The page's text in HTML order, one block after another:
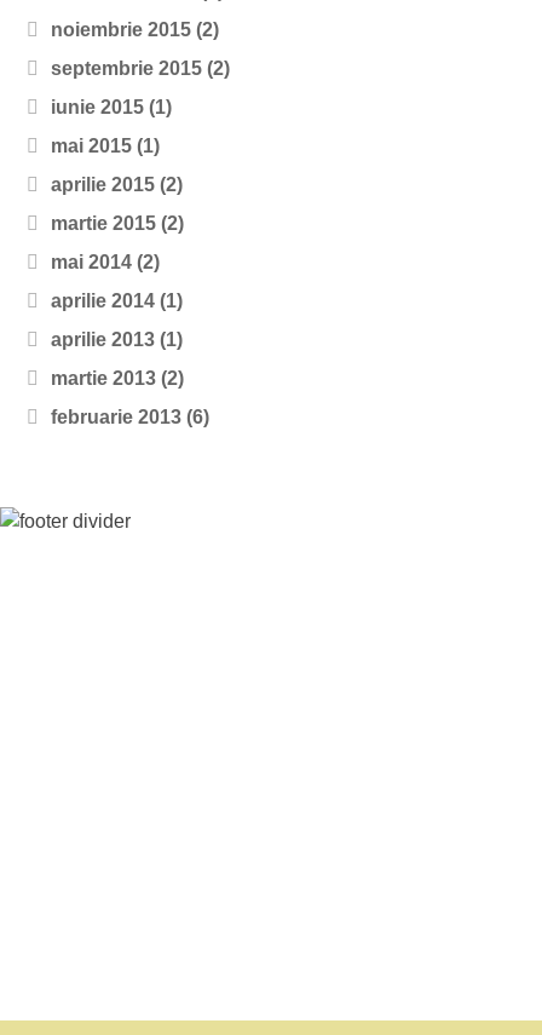
noiembrie 2015 (2)
septembrie 2015 (2)
iunie 2015 (1)
mai 2015 (1)
aprilie 2015 (2)
martie 2015 (2)
mai 2014 (2)
aprilie 2014 (1)
aprilie 2013 (1)
martie 2013 (2)
februarie 2013 (6)